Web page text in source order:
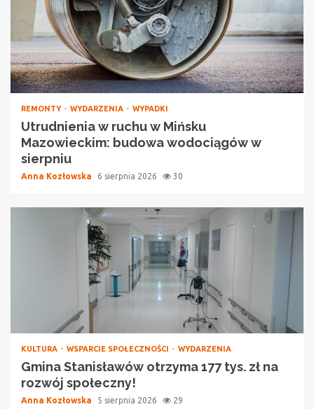
REMONTY WYDARZENIA WYPADKI
Utrudnienia w ruchu w Mińsku
Mazowieckim: budowa wodociągów w
sierpniu
Anna Kozłowska 6 sierpnia 2026 30
KULTURA WSPARCIE SPOŁECZNOŚCI WYDARZENIA
Gmina Stanisławów otrzyma 177 tys. zł na
rozwój społeczny!
Anna Kozłowska 5 sierpnia 2026 29